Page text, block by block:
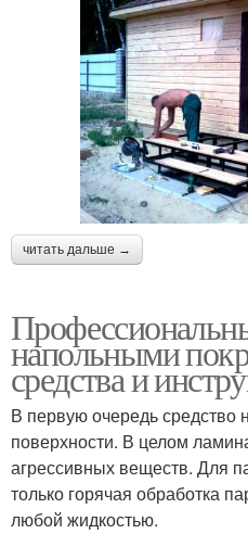
читать дальше →
напольными
средства и
В первую очередь средство
поверхности. В целом
агрессивных веществ. Для
только горячая обработка
любой жидкостью.